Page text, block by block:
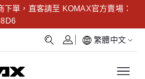
下單，直客請至 KOMAX官方賣場：
繁體中文